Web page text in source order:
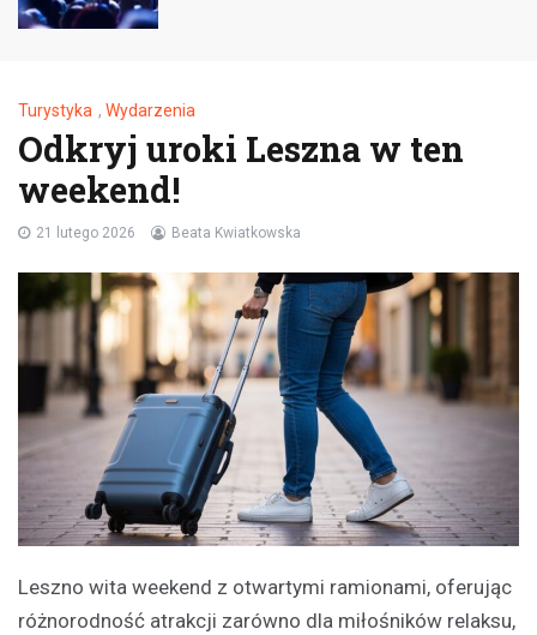
Turystyka , Wydarzenia
Odkryj uroki Leszna w ten
weekend!
21 lutego 2026 Beata Kwiatkowska
Leszno wita weekend z otwartymi ramionami, oferując
różnorodność atrakcji zarówno dla miłośników relaksu,